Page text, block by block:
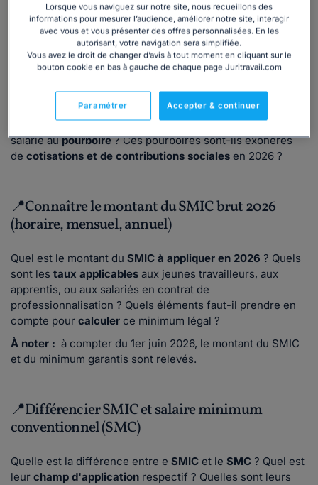
applicable, pourboires, trop-perçu, etc.)
À quoi correspond la rémunération minimum d'un salarié ?
Quelle est laréglementation applicableen la matière ?
respect de la réglementation sur la rémunération ?
Comment procéder en cas de
versement par erreur d'un
trop-perçuou d'une prime ? Comment rémunérer un
salarié aupourboire? Ces pourboires sont-ils exonérés
de cotisations et de contributions sociales en 2026 ?
📍Connaître le montant du SMIC brut 2026
(horaire, mensuel, annuel)
Quel est le montant du SMIC à appliquer en 2026 ? Quels
sont les taux applicables aux jeunes travailleurs, aux
apprentis, ou aux salariés en contrat de
professionnalisation ? Quels éléments faut-il prendre en
compte pour calculer ce minimum légal ?
À noter : à compter du 1er juin 2026, le montant du SMIC
et du minimum garantis sont relevés.
📍Différencier SMIC et salaire minimum
conventionnel (SMC)
Quelle est la différence entre e SMIC et le SMC ? Quel est
leur champ d'application respectif ? Quelles sont leurs
Lorsque vous naviguez sur notre site, nous recueillons des
informations pour mesurer l’audience, améliorer notre site, interagir
avec vous et vous présenter des offres personnalisées. En les
autorisant, votre navigation sera simplifiée.
Vous avez le droit de changer d’avis à tout moment en cliquant sur le
bouton cookie en bas à gauche de chaque page Juritravail.com
Accepter & continuer
Paramétrer